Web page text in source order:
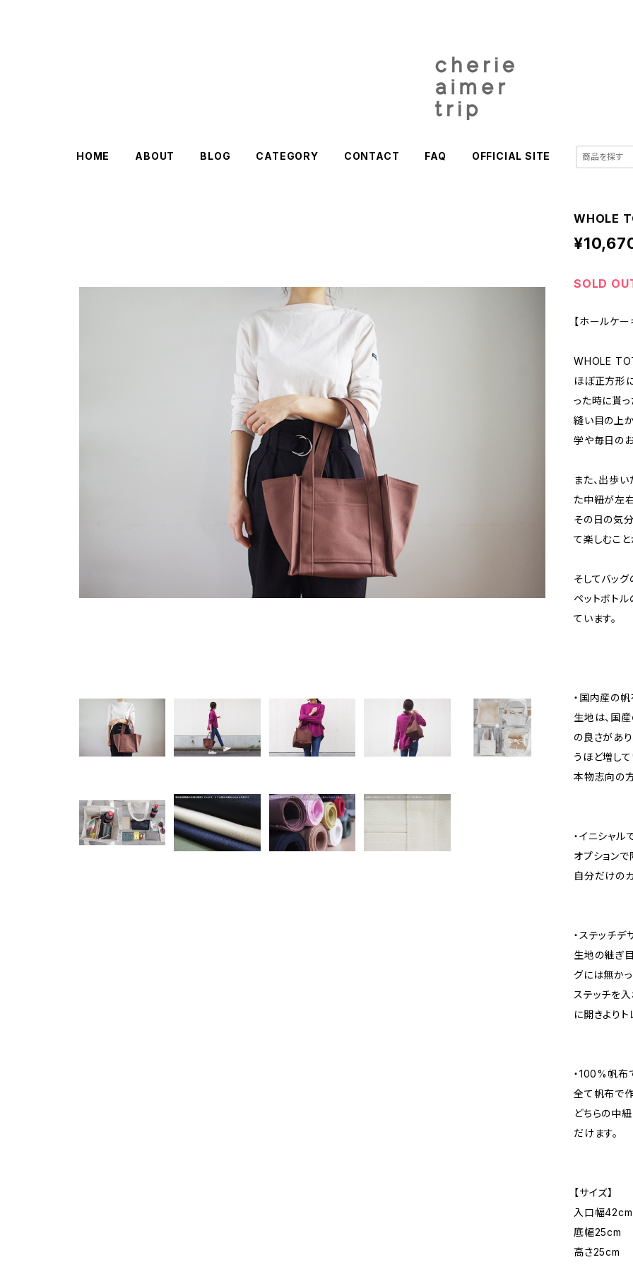
HOME ABOUT BLOG CATEGORY CONTACT FAQ OFFICIAL SITE
WHOLE
SOLD
【ホールケ
WHOLE
ほぼ正方形
った時に貰
縫い目の上
学や毎日の
また、出歩
た中紐が左
その日の気
て楽しむこと
そしてバッ
ペットボト
ています。
・国内産の
生地は、国
の良さがあ
うほど増して
本物志向の
・イニシャル
オプション
自分だけの
・ステッチデ
生地の継ぎ
グには無か
ステッチを
に開きよりト
・100%帆布
全て帆布で
どちらの中
だけます。
【サイズ】
入口幅42cm
底幅25cm
高さ25cm